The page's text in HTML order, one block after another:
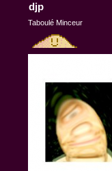
djp
Taboulé Minceur